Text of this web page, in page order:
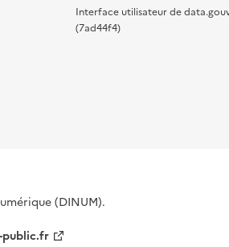
Interface utilisateur de
(7ad44f4)
(DINUM).
public.fr